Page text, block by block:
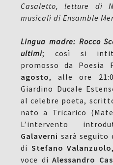
Casaletto, letture di
musicali di Ensamble
Lingua madre: Rocco
ultimi; così si
promosso da Poesia
agosto, alle ore
Giardino Ducale
alcelebre poeta,
nato a Tricarico
L’intervento
Galaverni sarà
di Stefano Valanzuolo
voce diAlessandro